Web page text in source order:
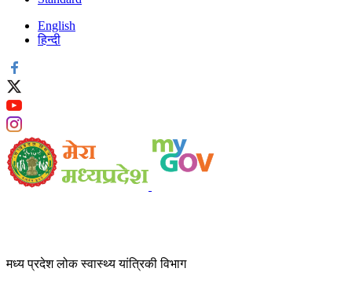
English
हिन्दी
मध्य प्रदेश लोक स्वास्थ्य यांत्रिकी विभाग